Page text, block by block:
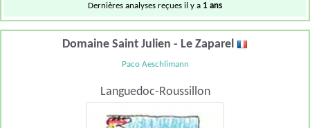
Dernières analyses reçues il y a 1 ans
Domaine Saint Julien - Le Zaparel
Paco Aeschlimann
Languedoc-Roussillon